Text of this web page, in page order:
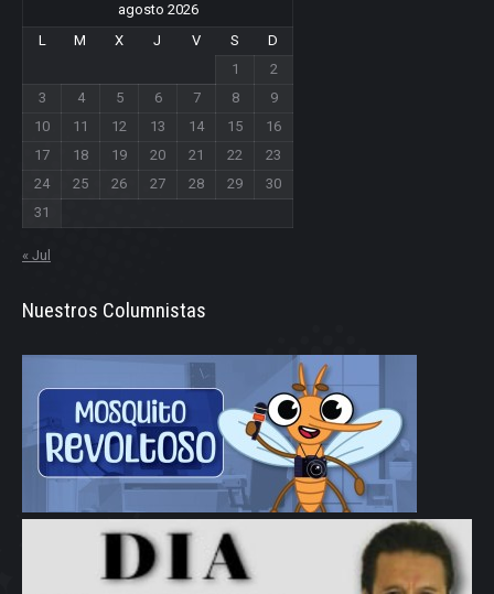
agosto 2026
L
M X J V S
D
1
2
3
4 5 6 7 8
9
10
11 12 13 14 15
16
17
18 19 20 21 22
23
24
25 26 27 28 29
30
31
« Jul
Nuestros Columnistas